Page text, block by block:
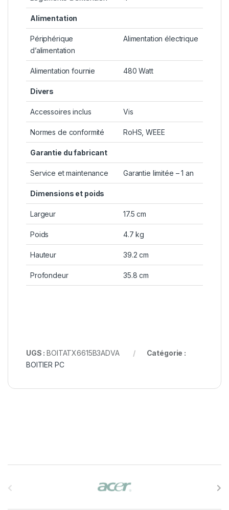
Alimentation
Périphérique
d’alimentation
Alimentation électrique
Alimentation fournie 480 Watt
Divers
Accessoires inclus Vis
Normes de conformité RoHS, WEEE
Garantie du fabricant
Service et maintenance Garantie limitée – 1 an
Dimensions et poids
Largeur 17.5 cm
Poids 4.7 kg
Hauteur 39.2 cm
Profondeur 35.8 cm
UGS :BOITATX6615B3ADVA
Catégorie :
BOITIER PC